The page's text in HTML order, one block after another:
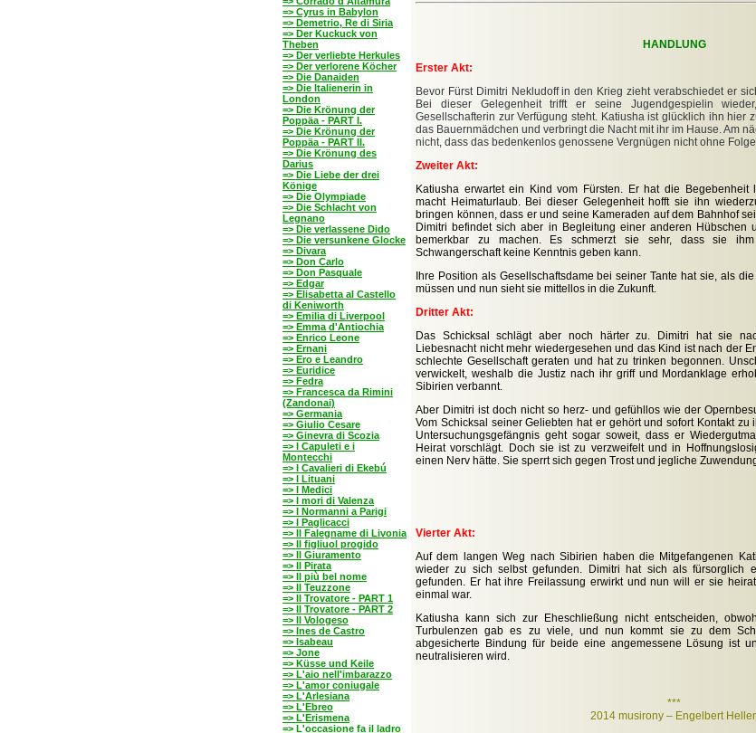
=> Cyrus in Babylon
=> Demetrio, Re di Siria
=> Der Kuckuck von
Theben
=> Der verliebte Herkules
=> Der verlorene Köcher
=> Die Danaiden
=> Die Italienerin in
London
=> Die Krönung der
Poppäa - PART I.
=> Die Krönung der
Poppäa - PART II.
=> Die Krönung des
Darius
=> Die Liebe der drei
Könige
=> Die Olympiade
=> Die Schlacht von
Legnano
=> Die verlassene Dido
=> Die versunkene Glocke
=> Divara
=> Don Carlo
=> Don Pasquale
=> Edgar
=> Elisabetta al Castello
di Keniworth
=> Emilia di Liverpool
=> Emma d'Antiochia
=> Enrico Leone
=> Ernani
=> Ero e Leandro
=> Euridice
=> Fedra
=> Francesca da Rimini
(Zandonai)
=> Germania
=> Giulio Cesare
=> Ginevra di Scozia
=> I Capuleti e i
Montecchi
=> I Cavalieri di Ekebú
=> I Lituani
=> I Medici
=> I mori di Valenza
=> I Normanni a Parigi
=> I Paglicacci
=> Il Falegname di Livonia
=> Il figliuol progido
=> Il Giuramento
=> Il Pirata
=> Il più bel nome
=> Il Teuzzone
=> Il Trovatore - PART 1
=> Il Trovatore - PART 2
=> Il Vologeso
=> Ines de Castro
=> Isabeau
=> Jone
=> Küsse und Keile
=> L'aio nell'imbarazzo
=> L'amor coniugale
=> L'Arlesiana
=> L'Ebreo
=> L'Erismena
=> L'occasione fa il ladro
HANDLUNG
Erster Akt:
Bevor Fürst Dimitri Nekludoff in den Krieg zieht verabschiedet er
Bei dieser Gelegenheit trifft er seine Jugendgespielin
Gesellschafterin zur Verfügung steht. Katiusha ist glücklich ihn hier
das Bauernmädchen und verbringt die Nacht mit ihr im Hause. Am
nicht, dass das bedenkenlos genossene Vergnügen nicht ohne
Zweiter Akt:
Katiusha erwartet ein Kind vom Fürsten. Er hat die Begebenheit
macht Heimaturlaub. Bei dieser Gelegenheit hofft sie ihn
bringen können, dass er und seine Kameraden auf dem Bahnhof
Dimitri befindet sich aber in Begleitung einer anderen Hübschen
bemerkbar zu machen. Es schmerzt sie sehr, dass sie
Schwangerschaft keine Kenntnis geben kann.
Ihre Position als Gesellschaftsdame bei seiner Tante hat sie, als
müssen und nun sieht sie mittellos in die Zukunft.
Dritter Akt:
Das Schicksal schlägt aber noch härter zu. Dimitri hat sie
Liebesnachtnicht mehr wiedergesehen und das Kind ist nach der
schlechte Gesellschaft geraten und hat zu trinken begonnen.
verwickelt, weshalb die Justiz nach ihr griff und Mordanklage
Sibirien verbannt.
Aber Dimitri ist doch nicht so herz- und gefühllos wie der
Vom Schicksal seiner Geliebten hat er gehört und sofort Kontakt
Untersuchungsgefängnis geht sogar soweit, dass er
Heirat vorschlägt. Doch sie ist zu verzweifelt und in
einen Nerv hätte. Sie sperrt sich gegen Trost und jegliche
Vierter Akt:
Auf dem langen Weg nach Sibirien haben die Mitgefangenen
wieder zu sich selbst gefunden. Dimitri hat sich als fürsorglich
gefunden. Er hat ihre Freilassung erwirkt und nun will er sie
einmal war.
Katiusha kann sich zur Eheschließung nicht entscheiden,
Turbulenzen gab es zu viele, und nun kommt sie zu dem
abgesicherte Bindung für beide eine angemessene Lösung ist
neutralisieren wird.
***
2014 musirony – Engelbert